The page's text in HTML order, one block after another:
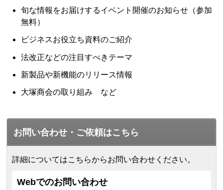
旬な情報をお届けするイベント開催のお知らせ（参加
無料）
ビジネスお役立ち資料のご紹介
法改正などの注目すべきテーマ
新製品や新機能のリリース情報
大塚商会の取り組み など
お問い合わせ・ご依頼はこちら
詳細についてはこちらからお問い合わせください。
Webでのお問い合わせ